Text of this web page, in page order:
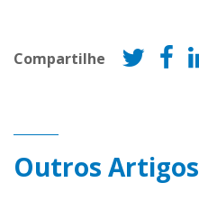
Compartilhe
Outros Artigos